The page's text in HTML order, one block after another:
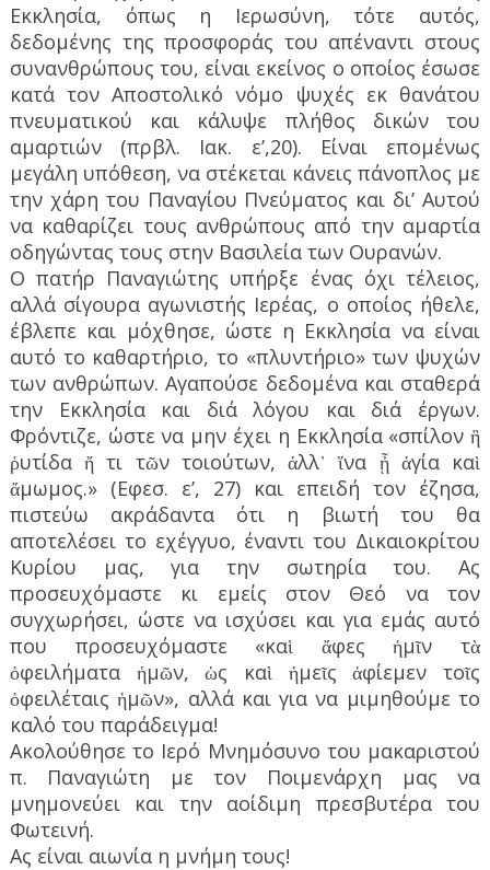
Εκκλησία, όπως η Ιερωσύνη, τότε αυτός,
δεδομένης της προσφοράς του απέναντι στους
συνανθρώπους του, είναι εκείνος ο οποίος έσωσε
κατά τον Αποστολικό νόμο ψυχές εκ θανάτου
πνευματικού και κάλυψε πλήθος δικών του
αμαρτιών (πρβλ. Ιακ. ε’,20). Είναι επομένως
μεγάλη υπόθεση, να στέκεται κάνεις πάνοπλος με
την χάρη του Παναγίου Πνεύματος και δι’ Αυτού
να καθαρίζει τους ανθρώπους από την αμαρτία
οδηγώντας τους στην Βασιλεία των Ουρανών.
Ο πατήρ Παναγιώτης υπήρξε ένας όχι τέλειος,
αλλά σίγουρα αγωνιστής Ιερέας, ο οποίος ήθελε,
έβλεπε και μόχθησε, ώστε η Εκκλησία να είναι
αυτό το καθαρτήριο, το «πλυντήριο» των ψυχών
των ανθρώπων. Αγαπούσε δεδομένα και σταθερά
την Εκκλησία και διά λόγου και διά έργων.
Φρόντιζε, ώστε να μην έχει η Εκκλησία «σπίλον ἢ
ῥυτίδα ἤ τι τῶν τοιούτων, ἀλλ᾿ ἵνα ᾖ ἁγία καὶ
ἄμωμος.» (Εφεσ. ε’, 27) και επειδή τον έζησα,
πιστεύω ακράδαντα ότι η βιωτή του θα
αποτελέσει το εχέγγυο, έναντι του Δικαιοκρίτου
Κυρίου μας, για την σωτηρία του. Ας
προσευχόμαστε κι εμείς στον Θεό να τον
συγχωρήσει, ώστε να ισχύσει και για εμάς αυτό
που προσευχόμαστε «καὶ ἄφες ἡμῖν τὰ
ὀφειλήματα ἡμῶν, ὡς καὶ ἡμεῖς ἀφίεμεν τοῖς
ὀφειλέταις ἡμῶν», αλλά και για να μιμηθούμε το
καλό του παράδειγμα!
Ακολούθησε το Ιερό Μνημόσυνο του μακαριστού
π. Παναγιώτη με τον Ποιμενάρχη μας να
μνημονεύει και την αοίδιμη πρεσβυτέρα του
Φωτεινή.
Ας είναι αιωνία η μνήμη τους!